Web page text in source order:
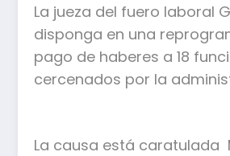
La jueza del fuero laboral
disponga en una
pago de haberes a 18
cercenados por la
La causa está caratulada